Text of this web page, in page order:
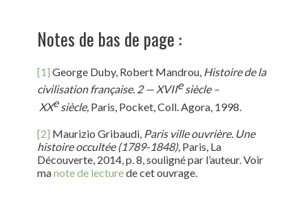
Notes de bas de page :
[1] George Duby, Robert Mandrou, Histoire de la
civilisation française. 2 — XVIIesiècle –
XXesiècle,Paris, Pocket, Coll. Agora, 1998.
[2] Maurizio Gribaudi, Paris ville ouvrière. Une
histoire occultée (1789-1848),Paris, La
Découverte, 2014, p. 8, souligné par l’auteur. Voir
manote de lecturede cet ouvrage.